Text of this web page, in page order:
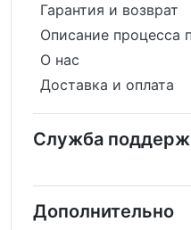
Гарантия и возврат
Описание процесса
О нас
Доставка и оплата
Служба
Дополнительно